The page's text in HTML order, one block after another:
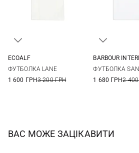
ECOALF
ФУТБОЛКА LANE
1 600 ГРН3 200 ГРН
BARBOUR
ФУТБОЛКА
1 680 ГРН2
ВАС МОЖЕ ЗАЦІКАВИТИ